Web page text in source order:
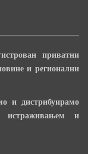
приватни
и регионални
и дистрибуирамо
истраживањем и